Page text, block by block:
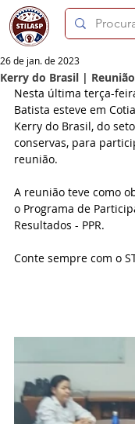
Kerry do Brasil |
26 de jan. de 2023
Nesta última terça-
Batista esteve em
Kerry do Brasil, do
conservas, para
reunião.
A reunião teve como
o Programa de
Resultados - PPR.
Conte sempre com o